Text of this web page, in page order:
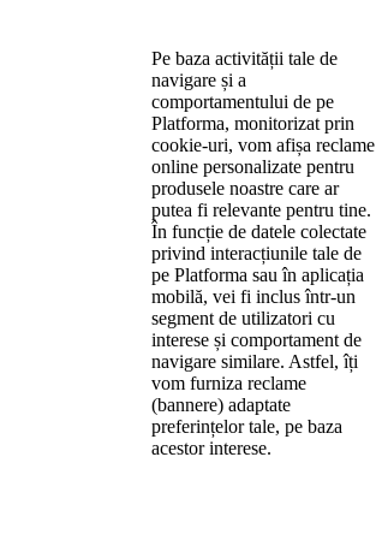
Pe baza activității tale de
navigare și a
comportamentului de pe
Platforma, monitorizat prin
cookie-uri, vom afișa reclame
online personalizate pentru
produsele noastre care ar
putea fi relevante pentru tine.
În funcție de datele colectate
privind interacțiunile tale de
pe Platforma sau în aplicația
mobilă, vei fi inclus într-un
segment de utilizatori cu
interese și comportament de
navigare similare. Astfel, îți
vom furniza reclame
(bannere) adaptate
preferințelor tale, pe baza
acestor interese.